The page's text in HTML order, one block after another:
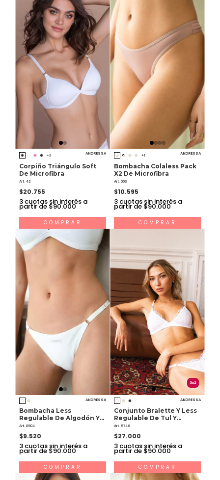
+3 ANDRESSA
Corpiño Triángulo Soft
De Microfibra
Art. 42
$20.755
3 cuotas sin interés a
partir de $90.000
COMPRAR
+1 ANDRESSA
Bombacha Colaless Pack
X2 De Microfibra
Art. 063
$10.595
3 cuotas sin interés a
partir de $90.000
COMPRAR
ANDRESSA
Bombacha Less
Regulable De Algodón Y
Lycra
Art. 0504
$9.520
3 cuotas sin interés a
partir de $90.000
COMPRAR
3x2
ANDRESSA
Conjunto Bralette Y Less
Regulable De Tul Y
Guipiur
Art. 5748
$27.000
3 cuotas sin interés a
partir de $90.000
COMPRAR